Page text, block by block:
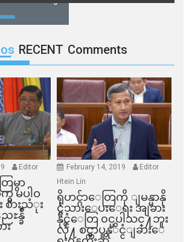
RECENT Comments
Editor
မွာ
မပါဝ
ားသံုး
ႊန္ခ်ဳ
း
February 14, 2019
Editor
Htein Lin
ရိုဟင္ဂ်ာေတြကို ျမန္မာနို
င္ငံသားေပးေရး အျခား
နိုင္ငံေတြ ၀င္မပါသင္႔ဘူး
လို႔ စင္ကာပူနုိင္ငံျခားေ